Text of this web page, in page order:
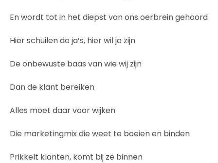
En wordt tot in het diepst van ons oerbrein gehoord
Hier schuilen de ja’s, hier wil je zijn
De onbewuste baas van wie wij zijn
Dan de klant bereiken
Alles moet daar voor wijken
Die marketingmix die weet te boeien en binden
Prikkelt klanten, komt bij ze binnen